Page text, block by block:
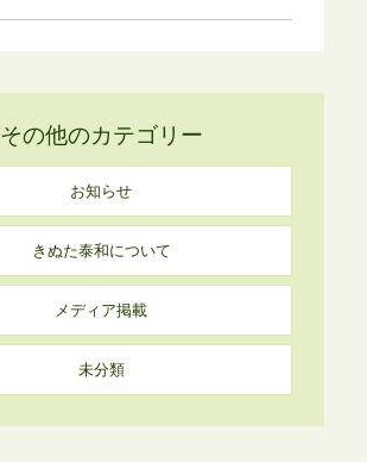
その他のカテゴリー
お知らせ
きぬた泰和について
メディア掲載
未分類